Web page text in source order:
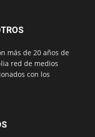
más de 20 años de
red de medios
con los